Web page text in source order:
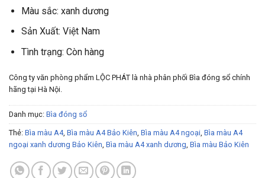
Màu sắc: xanh dương
Sản Xuất: Việt Nam
Tình trạng: Còn hàng
Công ty văn phòng phẩm LỘC PHÁT là nhà phân phối Bìa đóng sổ chính
hãng tại Hà Nội.
Danh mục: Bìa đóng sổ
Thẻ: Bìa màu A4, Bìa màu A4 Bảo Kiên, Bìa màu A4 ngoại, Bìa màu A4
ngoại xanh dương Bảo Kiên, Bìa màu A4 xanh dương, Bìa màu Bảo Kiên